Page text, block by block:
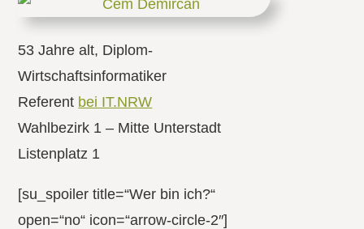
53 Jahre alt, Diplom-
Wirtschaftsinformatiker
Referent bei IT.NRW
Wahlbezirk 1 – Mitte Unterstadt
Listenplatz 1
[su_spoiler title=“Wer bin ich?“
open=“no“ icon=“arrow-circle-2″]